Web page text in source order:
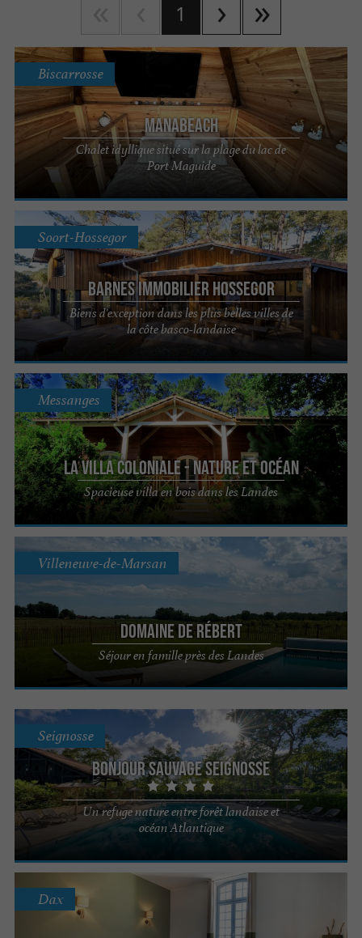
1
MANABEACH
Chalet idyllique situé sur la plage du lac de
Port Maguide
Biscarrosse
Barnes Immobilier Hossegor
Biens d'exception dans les plus belles villes de
la côte basco-landaise
Soort-Hossegor
La Villa Coloniale - Nature et Océan
Spacieuse villa en bois dans les Landes
Messanges
Domaine de Rébert
Séjour en famille près des Landes
Villeneuve-de-Marsan
Bonjour Sauvage Seignosse
Un refuge nature entre forêt landaise et
océan Atlantique
Seignosse
Dax